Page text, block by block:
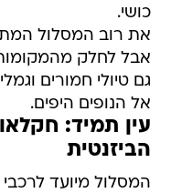
כושי.
את רוב המסלול
אבל לחלק מהמקומות
גם טיולי חמורים
אל הנופים היפים.
עין תמיד:
הביזנטית